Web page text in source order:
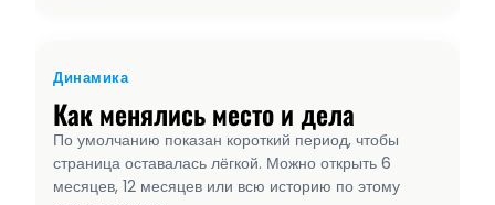
Динамика
Как менялись место и дела
По умолчанию показан короткий период, чтобы
страница оставалась лёгкой. Можно открыть 6
месяцев, 12 месяцев или всю историю по этому